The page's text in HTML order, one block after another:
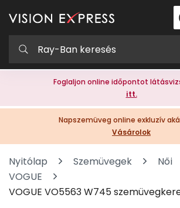
Foglaljon online időpontot
itt.
Napszemüveg online exkluzív
Vásárolok
Nyitólap Szemüvegek
Női
VOGUE
VOGUE VO5563 W745